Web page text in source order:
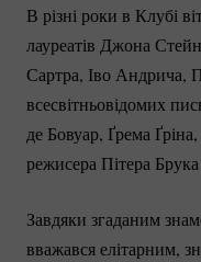
В різні роки в Клубі
лауреатів Джона
Сартра, Іво Андрича,
всесвітньовідомих
де Бовуар, Ґрема
режисера Пітера
Завдяки згаданим
вважався елітарним,